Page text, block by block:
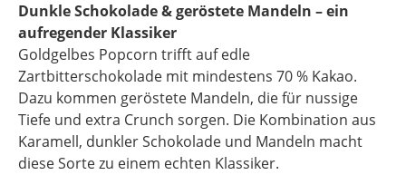
Dunkle Schokolade & geröstete Mandeln – ein
aufregender Klassiker
Goldgelbes Popcorn trifft auf edle
Zartbitterschokolade mit mindestens 70 % Kakao.
Dazu kommen geröstete Mandeln, die für nussige
Tiefe und extra Crunch sorgen. Die Kombination aus
Karamell, dunkler Schokolade und Mandeln macht
diese Sorte zu einem echten Klassiker.